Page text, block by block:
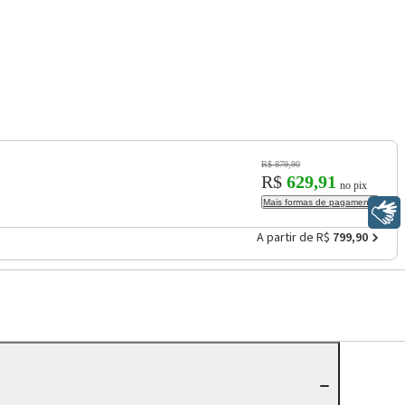
R$ 879,90
R$ 629,91 no pix
Mais formas de pagamento
A partir de R$ 799,90
Libras